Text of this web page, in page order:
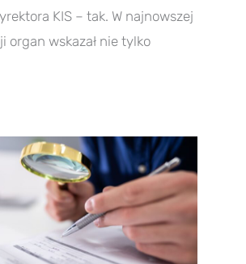
KIS – tak. W najnowszej
organ wskazał nie tylko